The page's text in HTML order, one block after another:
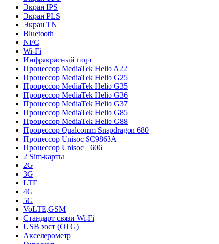
Экран IPS
Экран PLS
Экран TN
Bluetooth
NFC
Wi-Fi
Инфракрасный порт
Процессор MediaTek Helio A22
Процессор MediaTek Helio G25
Процессор MediaTek Helio G35
Процессор MediaTek Helio G36
Процессор MediaTek Helio G37
Процессор MediaTek Helio G85
Процессор MediaTek Helio G88
Процессор Qualcomm Snapdragon 680
Процессор Unisoc SC9863A
Процессор Unisoc T606
2 Sim-карты
2G
3G
LTE
4G
5G
VoLTE,GSM
Стандарт связи Wi-Fi
USB хост (OTG)
Акселерометр